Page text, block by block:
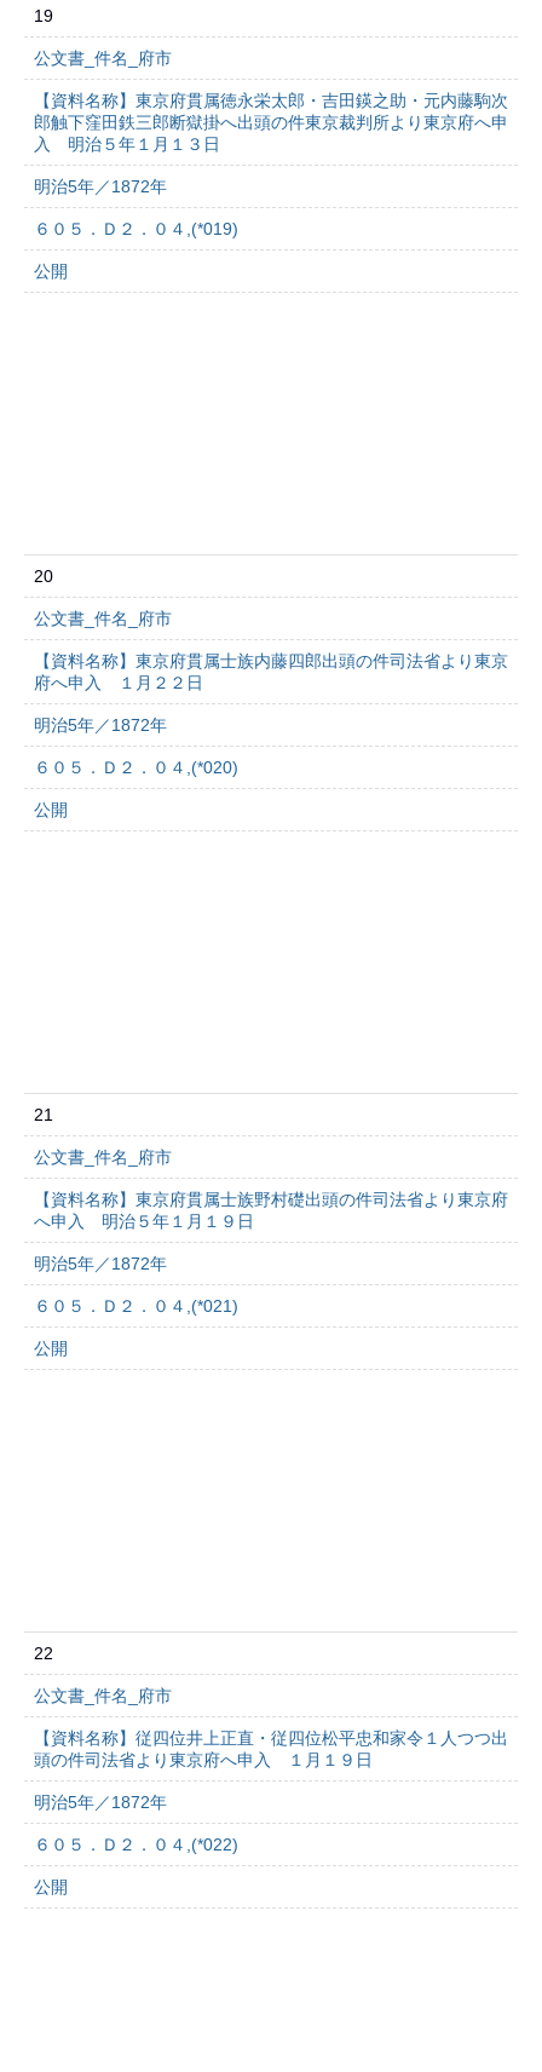
19
公文書_件名_府市
【資料名称】東京府貫属徳永栄太郎・吉田鍈之助・元内藤駒次
郎触下窪田鉄三郎断獄掛へ出頭の件東京裁判所より東京府へ申
入 明治５年１月１３日
明治5年／1872年
６０５．Ｄ２．０４,(*019)
公開
20
公文書_件名_府市
【資料名称】東京府貫属士族内藤四郎出頭の件司法省より東京
府へ申入 １月２２日
明治5年／1872年
６０５．Ｄ２．０４,(*020)
公開
21
公文書_件名_府市
【資料名称】東京府貫属士族野村礎出頭の件司法省より東京府
へ申入 明治５年１月１９日
明治5年／1872年
６０５．Ｄ２．０４,(*021)
公開
22
公文書_件名_府市
【資料名称】従四位井上正直・従四位松平忠和家令１人つつ出
頭の件司法省より東京府へ申入 １月１９日
明治5年／1872年
６０５．Ｄ２．０４,(*022)
公開